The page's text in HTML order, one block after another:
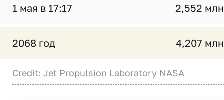
1 мая в 17:17 2,552
2068 год 4,207
Credit: Jet Propulsion Laboratory NASA